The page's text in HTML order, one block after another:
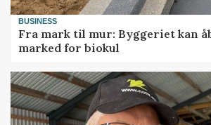
BUSINESS
Fra mark til mur: Byggeriet kan
marked for biokul